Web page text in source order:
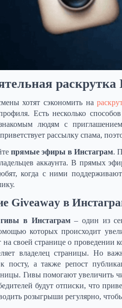
раскрутка
хотят сэкономить на
Есть несколько
людям с
рассылку спама,
прямые эфиры в Инстаграм.
аккаунта. В прямых
когда с ними
Giveaway в
гивы в Инстаграм– один из
которых происходит
на своей странице о проведении
владелец страницы. Но
посту, а также репост
Гивы помогают увеличить
будут отписки, что
розыгрыши регулярно,